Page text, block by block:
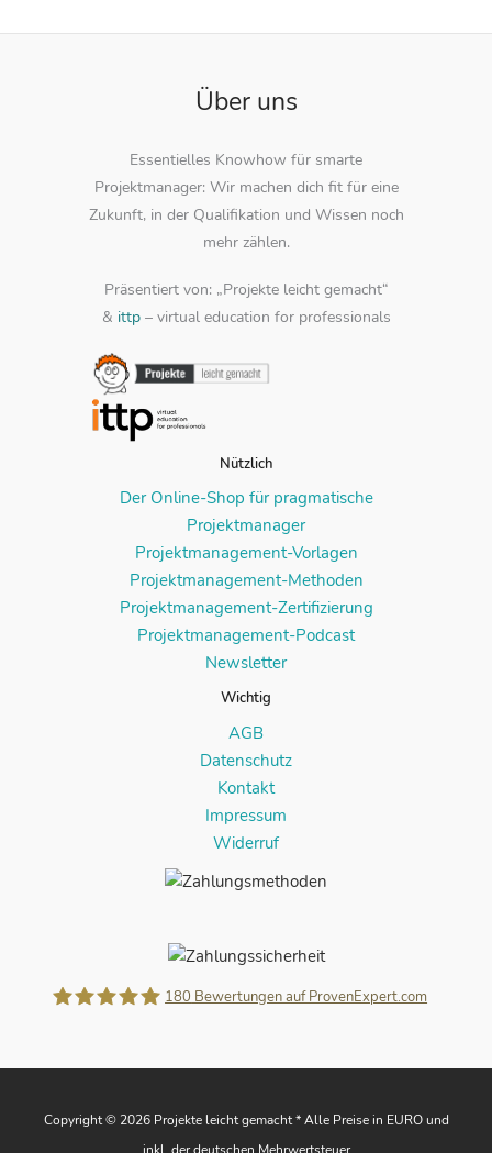
Über uns
Essentielles Knowhow für smarte
Projektmanager: Wir machen dich fit für eine
Zukunft, in der Qualifikation und Wissen noch
mehr zählen.
Präsentiert von: „Projekte leicht gemacht“
& ittp– virtual education for professionals
Nützlich
Der Online-Shop für pragmatische
Projektmanager
Projektmanagement-Vorlagen
Projektmanagement-Methoden
Projektmanagement-Zertifizierung
Projektmanagement-Podcast
Newsletter
Wichtig
AGB
Datenschutz
Kontakt
Impressum
Widerruf
Projekte leicht gemacht
180 Bewertungen auf ProvenExpert.com
Copyright © 2026 Projekte leicht gemacht * Alle Preise in EURO und
inkl. der deutschen Mehrwertsteuer